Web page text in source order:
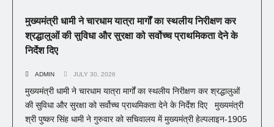
मुख्यमंत्री धामी ने चारधाम यात्रा मार्गों का स्थलीय निरीक्षण कर
श्रद्धालुओं की सुविधा और सुरक्षा को सर्वोच्च प्राथमिकता देने के
निर्देश दिए
ADMIN JULY 30, 2026
मुख्यमंत्री धामी ने चारधाम यात्रा मार्गों का स्थलीय निरीक्षण कर श्रद्धालुओं
की सुविधा और सुरक्षा को सर्वोच्च प्राथमिकता देने के निर्देश दिए मुख्यमंत्री
श्री पुष्कर सिंह धामी ने गुरुवार को सचिवालय में मुख्यमंत्री हेल्पलाइन-1905